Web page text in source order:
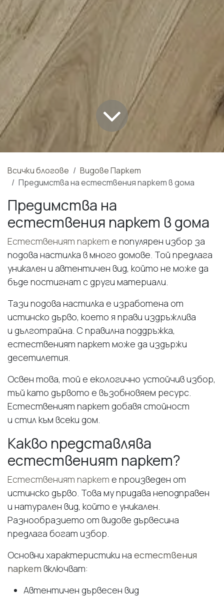
Всички блогове
Видове Паркет
Предимства на естествения паркет в дома
Предимства на
естествения паркет в дома
Естественият паркет е популярен избор за
подова настилка в много домове. Той предлага
уникален и автентичен вид, който не може да
бъде постигнат с други материали.
Тази подова настилка е изработена от
истинско дърво, което я прави издръжлива
и дълготрайна. С правилна поддръжка,
естественият паркет може да издържи
десетилетия.
Освен това, той е екологично устойчив избор,
тъй като дървото е възобновяем ресурс.
Естественият паркет добавя стойност
и стил към всеки дом.
Какво представлява
естественият паркет?
Естественият паркет е произведен от
истинско дърво. Това му придава неподправен
и натурален вид, който е уникален.
Разнообразието от видове дървесина
предлага богат избор.
Основни характеристики на естествения
паркет включват:
Автентичен дървесен вид